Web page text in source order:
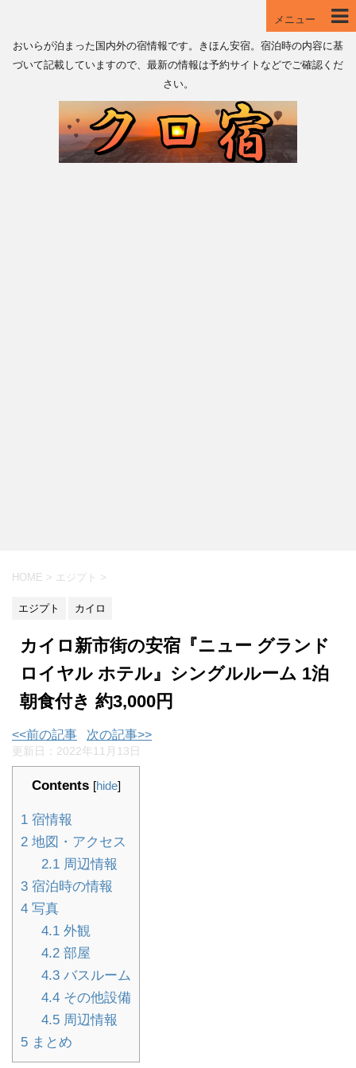
メニュー
おいらが泊まった国内外の宿情報です。きほん安宿。宿泊時の内容に基
づいて記載していますので、最新の情報は予約サイトなどでご確認くだ
さい。
HOME > エジプト >
エジプト カイロ
カイロ新市街の安宿『ニュー グランド
ロイヤル ホテル』シングルルーム 1泊
朝食付き 約3,000円
<<前の記事 次の記事>>
更新日： 2022年11月13日
Contents [hide]
1 宿情報
2 地図・アクセス
2.1周辺情報
3 宿泊時の情報
4 写真
4.1外観
4.2部屋
4.3バスルーム
4.4その他設備
4.5周辺情報
5 まとめ